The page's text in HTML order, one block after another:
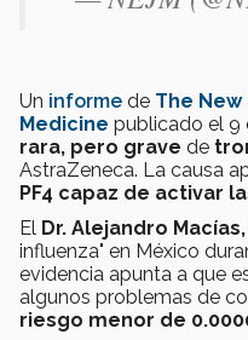
Un informe de The
Medicine publicado el 9
rara, pero grave de
AstraZeneca. La causa
PF4 capaz de activar
El Dr. Alejandro Macías,
influenza" en México
evidencia apunta a que
algunos problemas de
riesgo menor de